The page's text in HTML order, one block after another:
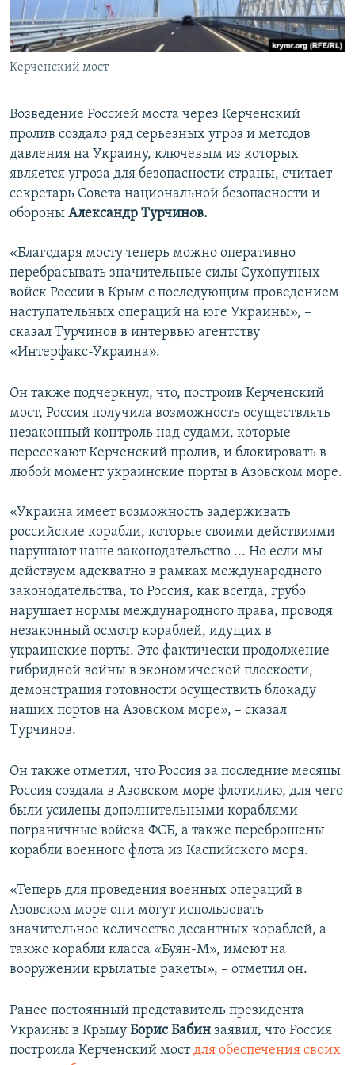
ПОБЕДИТЕЛЕЙ НЕ СУДЯТ?
КРЫМ.НЕПОКОРЕННЫЙ
ELIFBE
ПРИСОЕДИНЯЙТЕСЬ!
Все сайты RFE/RL
Керченский мост
Возведение Россией моста через Керченский
пролив создало ряд серьезных угроз и методов
давления на Украину, ключевым из которых
является угроза для безопасности страны, считает
секретарь Совета национальной безопасности и
обороны Александр Турчинов.
«Благодаря мосту теперь можно оперативно
перебрасывать значительные силы Сухопутных
войск России в Крым с последующим проведением
наступательных операций на юге Украины», –
сказал Турчинов в интервью агентству
«Интерфакс-Украина».
Он также подчеркнул, что, построив Керченский
мост, Россия получила возможность осуществлять
незаконный контроль над судами, которые
пересекают Керченский пролив, и блокировать в
любой момент украинские порты в Азовском море.
«Украина имеет возможность задерживать
российские корабли, которые своими действиями
нарушают наше законодательство ... Но если мы
действуем адекватно в рамках международного
законодательства, то Россия, как всегда, грубо
нарушает нормы международного права, проводя
незаконный осмотр кораблей, идущих в
украинские порты. Это фактически продолжение
гибридной войны в экономической плоскости,
демонстрация готовности осуществить блокаду
наших портов на Азовском море», – сказал
Турчинов.
Он также отметил, что Россия за последние месяцы
Россия создала в Азовском море флотилию, для чего
были усилены дополнительными кораблями
пограничные войска ФСБ, а также переброшены
корабли военного флота из Каспийского моря.
«Теперь для проведения военных операций в
Азовском море они могут использовать
значительное количество десантных кораблей, а
также корабли класса «Буян-М», имеют на
вооружении крылатые ракеты», – отметил он.
Ранее постоянный представитель президента
Украины в Крыму Борис Бабин заявил, что Россия
построила Керченский мостдля обеспечения своих